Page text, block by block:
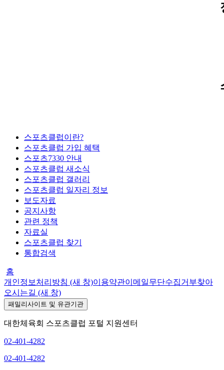
스포츠클럽이란?
스포츠클럽 가입 혜택
스포츠7330 안내
스포츠클럽 새소식
스포츠클럽 갤러리
스포츠클럽 일자리 정보
보도자료
공지사항
관련 정책
자료실
스포츠클럽 찾기
통합검색
홈
개인정보처리방침 (새 창)이용약관이메일무단수집거부찾아
오시는길 (새 창)
패밀리사이트 및 유관기관
대한체육회 스포츠클럽 포털 지원센터
02-401-4282
02-401-4282